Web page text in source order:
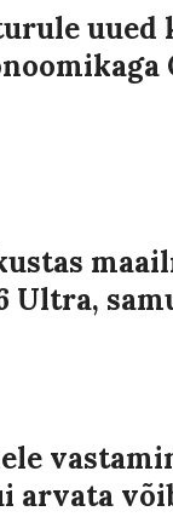
Ultra,
arvata